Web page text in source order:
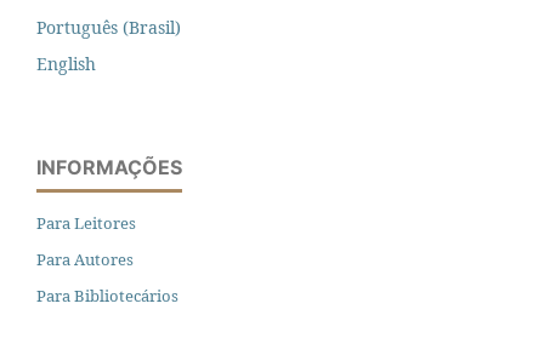
Português (Brasil)
English
INFORMAÇÕES
Para Leitores
Para Autores
Para Bibliotecários